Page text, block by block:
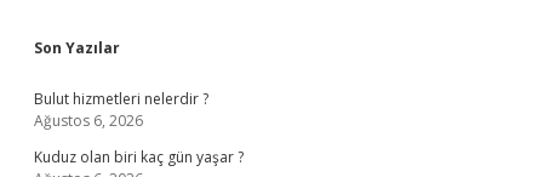
Sidebar
Son Yazılar
Bulut hizmetleri nelerdir ?
Ağustos 6, 2026
Kuduz olan biri kaç gün yaşar ?